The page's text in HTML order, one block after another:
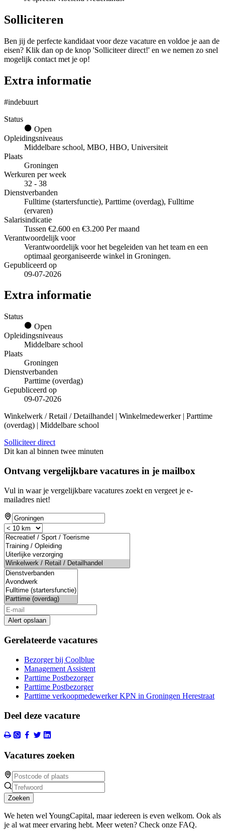
Solliciteren
Ben jij de perfecte kandidaat voor deze vacature en voldoe je aan de
eisen? Klik dan op de knop 'Solliciteer direct!' en we nemen zo snel
mogelijk contact met je op!
Extra informatie
#indebuurt
Status
Open
Opleidingsniveaus
Middelbare school, MBO, HBO, Universiteit
Plaats
Groningen
Werkuren per week
32 - 38
Dienstverbanden
Fulltime (startersfunctie), Parttime (overdag), Fulltime
(ervaren)
Salarisindicatie
Tussen €2.600 en €3.200 Per maand
Verantwoordelijk voor
Verantwoordelijk voor het begeleiden van het team en een
optimaal georganiseerde winkel in Groningen.
Gepubliceerd op
09-07-2026
Extra informatie
Status
Open
Opleidingsniveaus
Middelbare school
Plaats
Groningen
Dienstverbanden
Parttime (overdag)
Gepubliceerd op
09-07-2026
Winkelwerk / Retail / Detailhandel | Winkelmedewerker | Parttime
(overdag) | Middelbare school
Solliciteer direct
Dit kan al binnen twee minuten
Ontvang vergelijkbare vacatures in je mailbox
Vul in waar je vergelijkbare vacatures zoekt en vergeet je e-
mailadres niet!
Alert opslaan
Gerelateerde vacatures
Bezorger bij Coolblue
Management Assistent
Parttime Postbezorger
Parttime Postbezorger
Parttime verkoopmedewerker KPN in Groningen Herestraat
Deel deze vacature
Vacatures zoeken
Zoeken
We heten wel YoungCapital, maar iedereen is even welkom. Ook als
je al wat meer ervaring hebt. Meer weten? Check onze FAQ.